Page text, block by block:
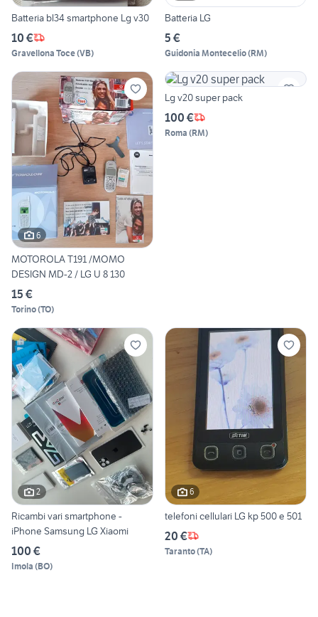
Batteria bl34 smartphone Lg v30
10 €
Gravellona Toce(VB)
Batteria LG
5 €
Guidonia Montecelio(RM)
6
MOTOROLA T191 /MOMO
DESIGN MD-2 / LG U 8 130
15 €
Torino(TO)
Lg v20 super pack
100 €
Roma (RM)
2
Ricambi vari smartphone -
iPhone Samsung LG Xiaomi
100 €
Imola (BO)
6
telefoni cellulari LG kp 500 e 501
20 €
Taranto(TA)